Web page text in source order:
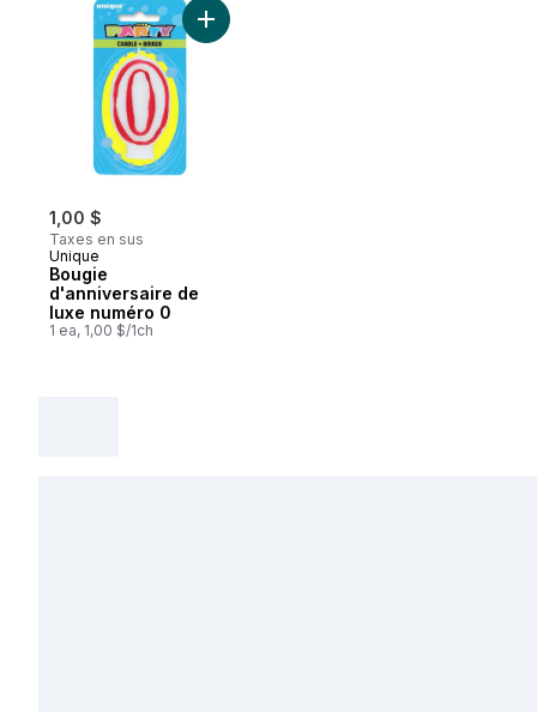
1,00 $
Taxes en sus
Unique
Bougie
d'anniversaire de
luxe numéro 0
1 ea, 1,00 $/1ch
Ajouter Bougie d'anniversaire de luxe